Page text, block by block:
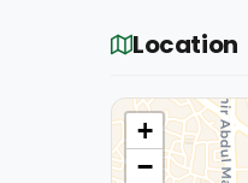
Location
+
−